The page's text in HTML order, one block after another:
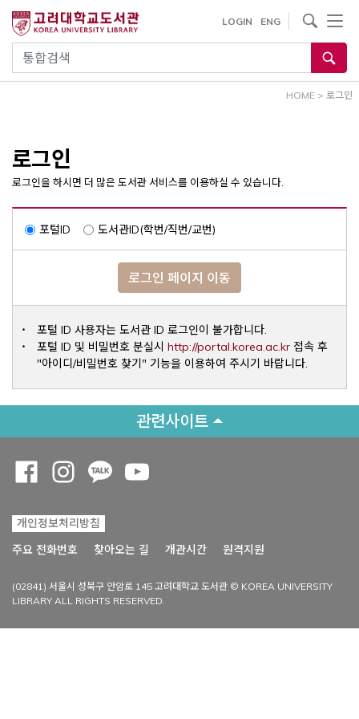
건
통합검색
LOGIN ENG
사이트내 검색
HOME > 로그인
로그인
로그인을 하시면 더 많은 도서관 서비스를 이용하실 수 있습니다.
포털ID 도서관ID(학번/직번/교번)
로그인 페이지 이동
포털 ID 사용자는 도서관 ID 로그인이 불가합니다.
포털 ID 및 비밀번호 분실시 http://portal.korea.ac.krOpens a
접속 후
"아이디/비밀번호 찾기" 기능을 이용하여 주시기 바랍니다.
관련사이트
개인정보처리방침
주요 전화번호
찾아오는 길 개관시간 원격지원
(02841) 서울시 성북구 안암로 145 고려대학교 도서관 © KOREA UNIVERSITY
LIBRARY ALL RIGHTS RESERVED.
Opens a new window
Opens a new window
Opens a new window